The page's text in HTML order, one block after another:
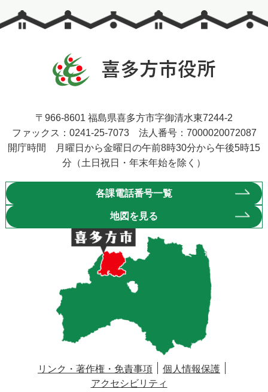
〒966-8601 福島県喜多方市字御清水東7244-2
ファックス：0241-25-7073 法人番号：7000020072087
開庁時間 月曜日から金曜日の午前8時30分から午後5時15
分（土日祝日・年末年始を除く）
各課電話番号一覧
地図を見る
リンク・著作権・免責事項
個人情報保護
アクセシビリティ